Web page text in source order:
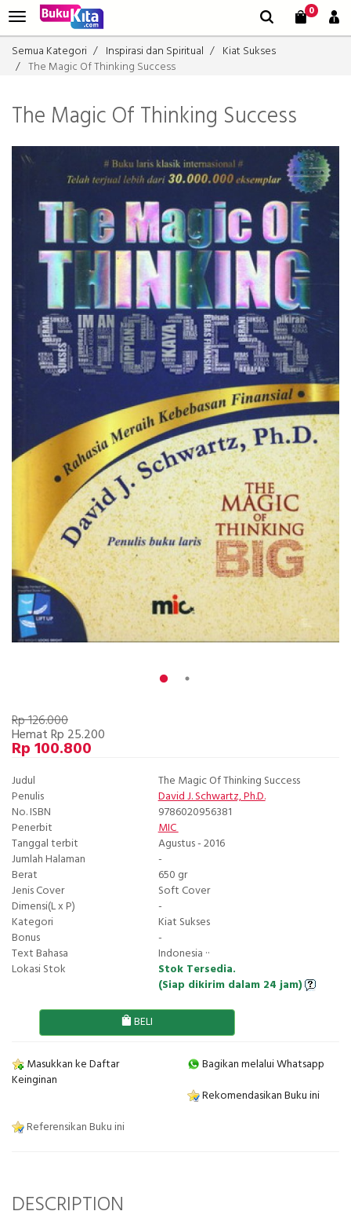
0
Semua Kategori Inspirasi dan Spiritual
Kiat Sukses
The Magic Of Thinking Success
The Magic Of Thinking Success
Rp 126.000
Hemat Rp 25.200
Rp 100.800
Judul
The Magic Of Thinking Success
Penulis
David J. Schwartz, Ph.D.
No. ISBN
9786020956381
Penerbit
MIC
Tanggal terbit
Agustus - 2016
Jumlah Halaman
-
Berat
650 gr
Jenis Cover
Soft Cover
Dimensi(L x P)
-
Kategori
Kiat Sukses
Bonus
-
Text Bahasa
Indonesia ··
Lokasi Stok
Stok Tersedia.
(Siap dikirim dalam 24 jam)
BELI
Masukkan ke Daftar
Keinginan
Bagikan melalui Whatsapp
Rekomendasikan Buku ini
Referensikan Buku ini
DESCRIPTION